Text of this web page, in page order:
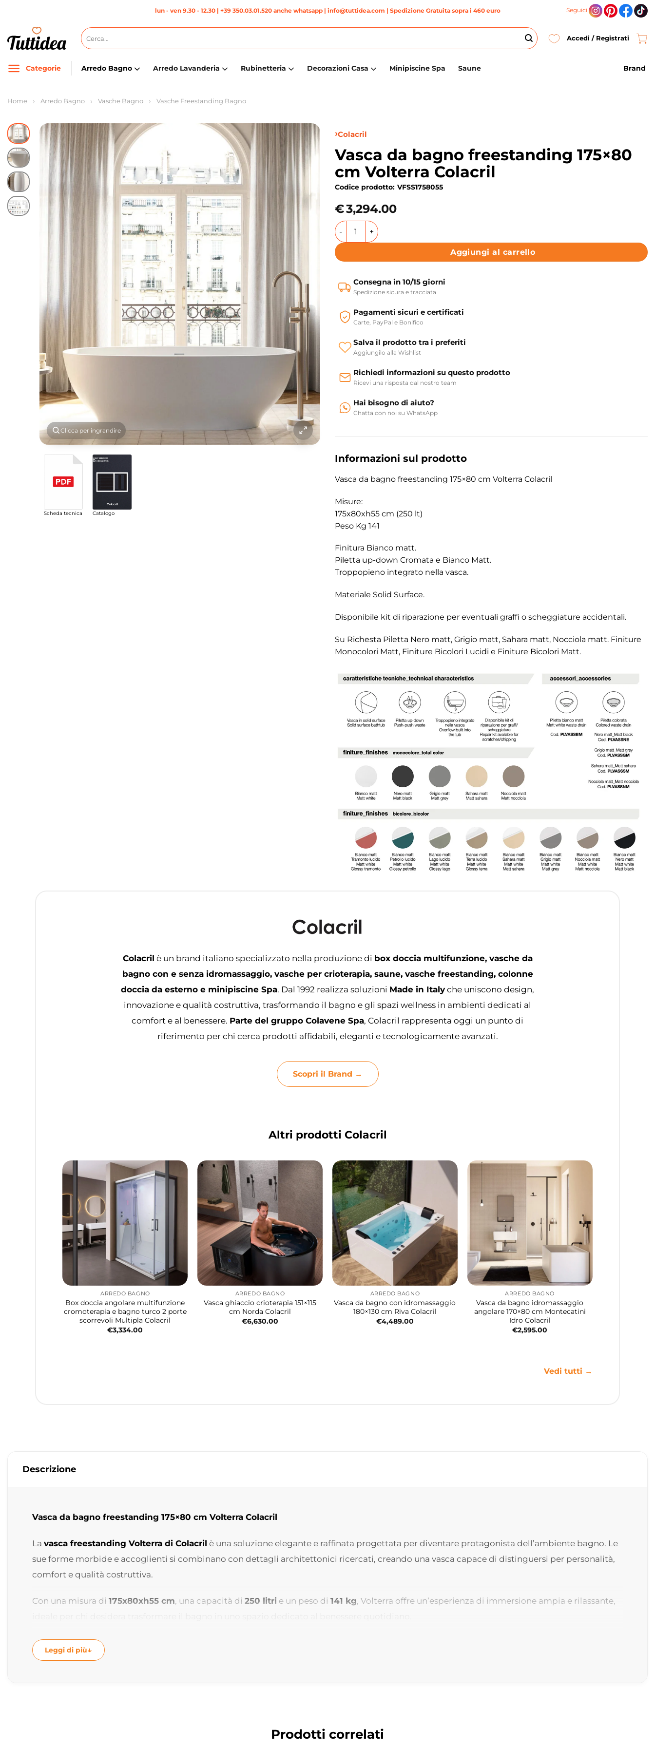
contenuti
lun - ven 9.30 - 12.30 | +39 350.03.01.520 anche whatsapp| info@tuttidea.com | Spedizione Gratuita sopra i 460 euro Seguici
Cerca:
Accedi / Registrati
Categorie Arredo Bagno Arredo Lavanderia Rubinetteria Decorazioni Casa Minipiscine Spa Saune Brand
Home Arredo Bagno Vasche Bagno Vasche Freestanding Bagno
Clicca per ingrandire
Scheda tecnica Catalogo
Colacril
Vasca da bagno freestanding 175×80
cm Volterra Colacril
Codice prodotto: VFSS1758055
€3,294.00
Vasca da bagno freestanding 175x80 cm Volterra Colacril quantità
Aggiungi al carrello
Consegna in 10/15 giorni
Spedizione sicura e tracciata
Pagamenti sicuri e certificati
Carte, PayPal e Bonifico
Salva il prodotto tra i preferiti
Aggiungilo alla Wishlist
Richiedi informazioni su questo prodotto
Ricevi una risposta dal nostro team
Hai bisogno di aiuto?
Chatta con noi su WhatsApp
Informazioni sul prodotto
Vasca da bagno freestanding 175×80 cm Volterra Colacril
Misure:
175x80xh55 cm (250 lt)
Peso Kg 141
Finitura Bianco matt.
Piletta up-down Cromata e Bianco Matt.
Troppopieno integrato nella vasca.
Materiale Solid Surface.
Disponibile kit di riparazione per eventuali graffi o scheggiature accidentali.
Su Richesta Piletta Nero matt, Grigio matt, Sahara matt, Nocciola matt. Finiture
Monocolori Matt, Finiture Bicolori Lucidi e Finiture Bicolori Matt.
Colacril è un brand italiano specializzato nella produzione di box doccia multifunzione, vasche da
bagno con e senza idromassaggio, vasche per crioterapia, saune, vasche freestanding, colonne
doccia da esterno e minipiscine Spa. Dal 1992 realizza soluzioni Made in Italy che uniscono design,
innovazione e qualità costruttiva, trasformando il bagno e gli spazi wellness in ambienti dedicati al
comfort e al benessere. Parte del gruppo Colavene Spa, Colacril rappresenta oggi un punto di
riferimento per chi cerca prodotti affidabili, eleganti e tecnologicamente avanzati.
Scopri il Brand →
Altri prodotti Colacril
ARREDO BAGNO
Box doccia angolare multifunzione
cromoterapia e bagno turco 2 porte
scorrevoli Multipla Colacril
€3,334.00
ARREDO BAGNO
Vasca ghiaccio crioterapia 151×115
cm Norda Colacril
€6,630.00
ARREDO BAGNO
Vasca da bagno con idromassaggio
180×130 cm Riva Colacril
€4,489.00
ARREDO BAGNO
Vasca da bagno idromassaggio
angolare 170×80 cm Montecatini
Idro Colacril
€2,595.00
Vedi tutti →
Descrizione
Vasca da bagno freestanding 175×80 cm Volterra Colacril
La vasca freestanding Volterra di Colacril è una soluzione elegante e raffinata progettata per diventare protagonista dell’ambiente bagno. Le
sue forme morbide e accoglienti si combinano con dettagli architettonici ricercati, creando una vasca capace di distinguersi per personalità,
comfort e qualità costruttiva.
Con una misura di 175x80xh55 cm, una capacità di 250 litri e un peso di 141 kg, Volterra offre un’esperienza di immersione ampia e rilassante,
Design elegante e ricercato
La base della vasca freestanding Volterra è lavorata in modo da ricordare un piedistallo elegante. Un dettaglio raffinato che aggiunge
Installazione freestanding per il massimo impatto estetico
Leggi di più
Prodotti correlati